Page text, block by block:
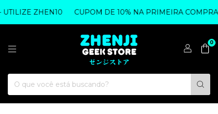
ZHEN10 CUPOM DE 10% NA PRIMEIRA COMPRA
0